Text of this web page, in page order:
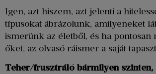
Igen, azt hiszem, azt jelenti a
típusokat ábrázolunk, amilyeneket
ismerünk az életből, és ha pontosan
őket, az olvasó ráismer a saját
Teher/frusztráló bármilyen szinten,